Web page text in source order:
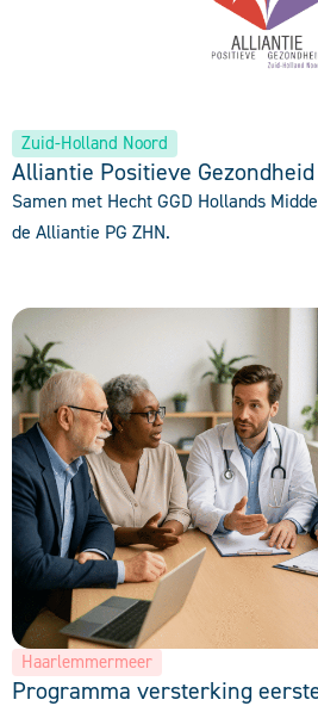
Zuid-Holland Noord
Alliantie Positieve Gezondheid
Samen met Hecht GGD Hollands
de Alliantie PG ZHN.
Haarlemmermeer
Programma versterking